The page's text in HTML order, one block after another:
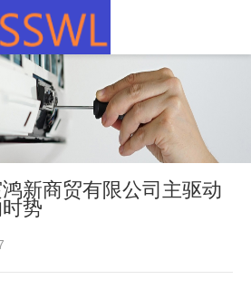
新商贸有限公司主驱动
势